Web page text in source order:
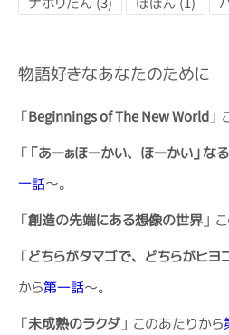
物語好きなあなたのために
「Beginnings of The New World 」
「 「あーぁほーかい、ほーかい」な
一話～。
「創造の先端にある想像の世界 」
「どちらがタマゴで、どちらがヒヨ
から第一話～。
「未成熟のラクダ」 このあたりから